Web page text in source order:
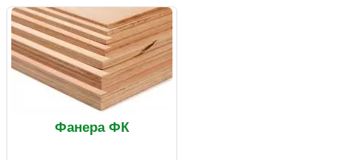
Фанера ФК